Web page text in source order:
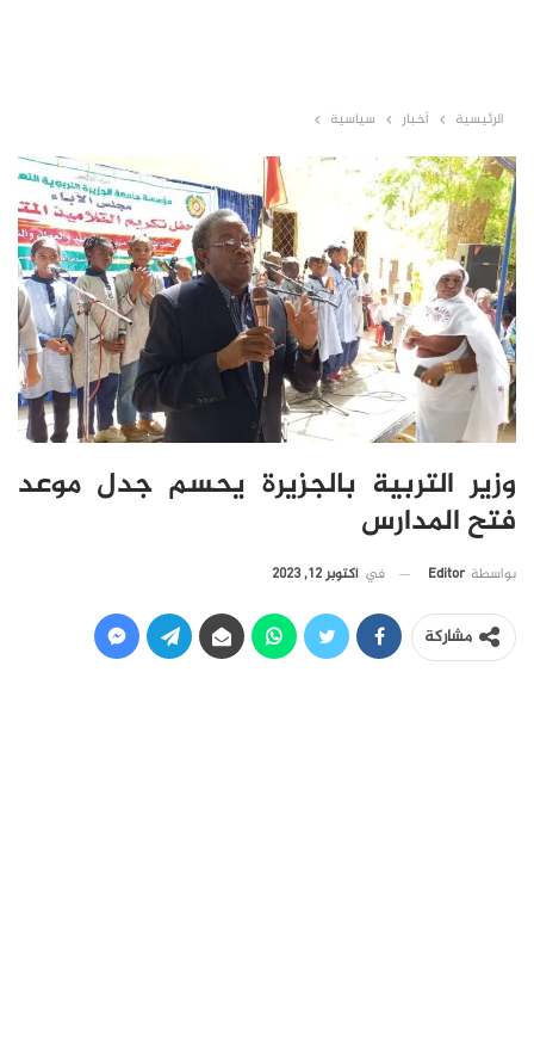
الرئيسية أخبار سياسية
وزير التربية بالجزيرة يحسم جدل موعد
فتح المدارس
بواسطة Editor في أكتوبر 12, 2023
مشاركة